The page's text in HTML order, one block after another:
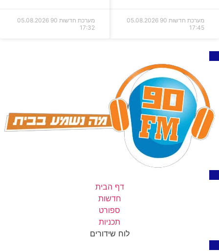
מערכת חדשות 90
05.08.2026
17:45
מערכת חדשות 90
05.08.2026
17:32
דף הבית
חדשות
ספורט
תכניות
לוח שידורים